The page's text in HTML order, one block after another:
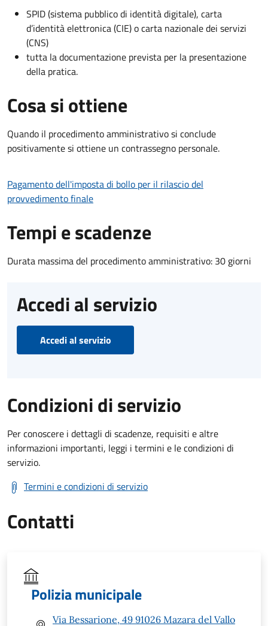
SPID (sistema pubblico di identità digitale), carta
d’identità elettronica (CIE) o carta nazionale dei servizi
(CNS)
tutta la documentazione prevista per la presentazione
della pratica.
Cosa si ottiene
Quando il procedimento amministrativo si conclude
positivamente si ottiene un contrassegno personale.
Pagamento dell'imposta di bollo per il rilascio del
provvedimento finale
Tempi e scadenze
Durata massima del procedimento amministrativo: 30 giorni
Accedi al servizio
Accedi al servizio
Condizioni di servizio
Per conoscere i dettagli di scadenze, requisiti e altre
informazioni importanti, leggi i termini e le condizioni di
servizio.
Termini e condizioni di servizio
Contatti
Polizia municipale
Via Bessarione, 49 91026 Mazara del Vallo